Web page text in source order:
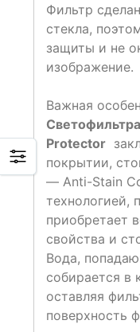
Фильтр
стекла,
защиты и не
изображение.
Важная
Светофильтра
Protector
покрытии,
— Anti-Stain
технологией,
приобретает
свойства и
Вода,
собирается в
оставляя
поверхность